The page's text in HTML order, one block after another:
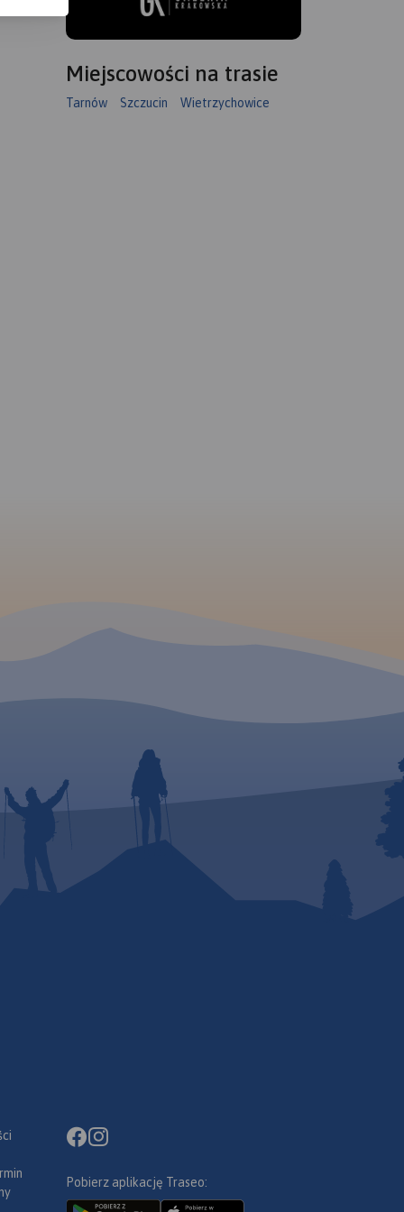
Miejscowości na trasie
Tarnów Szczucin Wietrzychowice
Pobierz aplikację Traseo: